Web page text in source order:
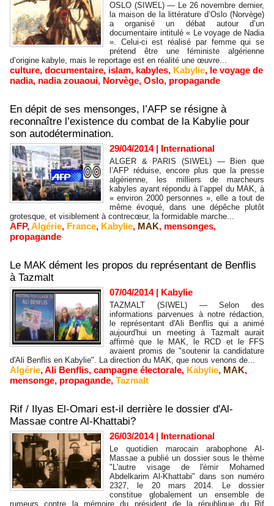
OSLO (SIWEL) — Le 26 novembre dernier,
la maison de la littérature d’Oslo (Norvège)
a organisé un débat autour d’un
documentaire intitulé « Le voyage de Nadia
». Celui-ci est réalisé par femme qui se
prétend être une féministe algérienne
d’origine kabyle, mais le reportage est en réalité une œuvre...
culture, documentaire, islam, kabyles, Kabylie, le voyage de
nadia, nadia zouaoui, Norvège, Oslo, propagande
En dépit de ses mensonges, l’AFP se résigne à
reconnaître l’existence du combat de la Kabylie pour
son autodétermination.
29/04/2014| International
ALGER & PARIS (SIWEL) — Bien que
l’AFP réduise, encore plus que la presse
algérienne, les milliers de marcheurs
kabyles ayant répondu à l’appel du MAK, à
« environ 2000 personnes », elle a tout de
même évoqué, dans une dépêche plutôt
grotesque, et visiblement à contrecœur, la formidable marche...
AFP,Algérie, France, Kabylie, MAK, mensonges,
propagande
Le MAK dément les propos du représentant de Benflis
à Tazmalt
07/04/2014| Kabylie
TAZMALT (SIWEL) — Selon des
informations parvenues à notre rédaction,
le représentant d'Ali Benflis qui a animé
aujourd'hui un meeting à Tazmalt aurait
affirmé que le MAK, le RCD et le FFS
avaient promis de "soutenir la candidature
d'Ali Benflis en Kabylie". La direction du MAK, que nous venons de...
Algérie,Ali Benflis, campagne électorale, Kabylie, MAK,
mensonge, propagande, Tazmalt
Rif / Ilyas El-Omari est-il derrière le dossier d'Al-
Massae contre Al-Khattabi?
26/03/2014| International
Le quotidien marocain arabophone Al-
Massae a publié un dossier sous le thème
"L'autre visage de l'émir Mohamed
Abdelkarim Al-Khattabi" dans son numéro
2327, le 20 mars 2014. Le dossier
constitue globalement un ensemble de
rumeurs contre la mémoire du président de la république du Rif